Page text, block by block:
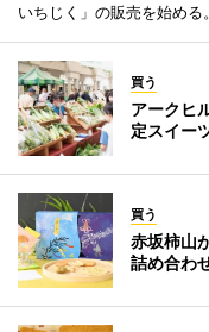
いちじく」の販売を始める。
買う
アークヒ
定スイー
買う
赤坂柿山
詰め合わ